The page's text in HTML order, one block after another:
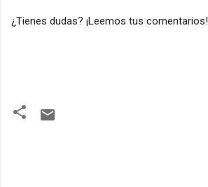
¿Tienes dudas? ¡Leemos tus comentarios!